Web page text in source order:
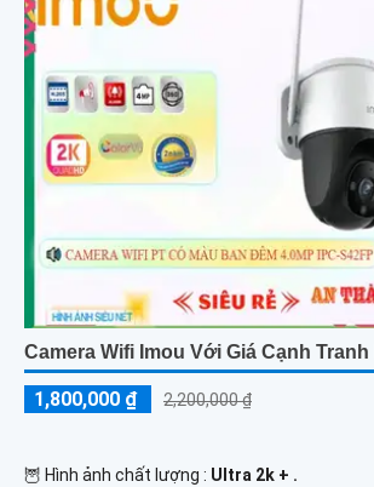
Camera Wifi Imou Với Giá Cạnh Tranh
1,800,000 ₫ 2,200,000 ₫
🦉 Hình ảnh chất lượng : Ultra 2k + .